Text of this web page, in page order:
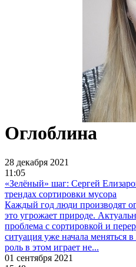
Оглоблина
28 декабря 2021
11:05
«Зелёный» шаг: Сергей
трендах сортировки мусора
Каждый год люди производят
это угрожает природе.
проблема с сортировкой и
ситуация уже начала
роль в этом играет не...
01 сентября 2021